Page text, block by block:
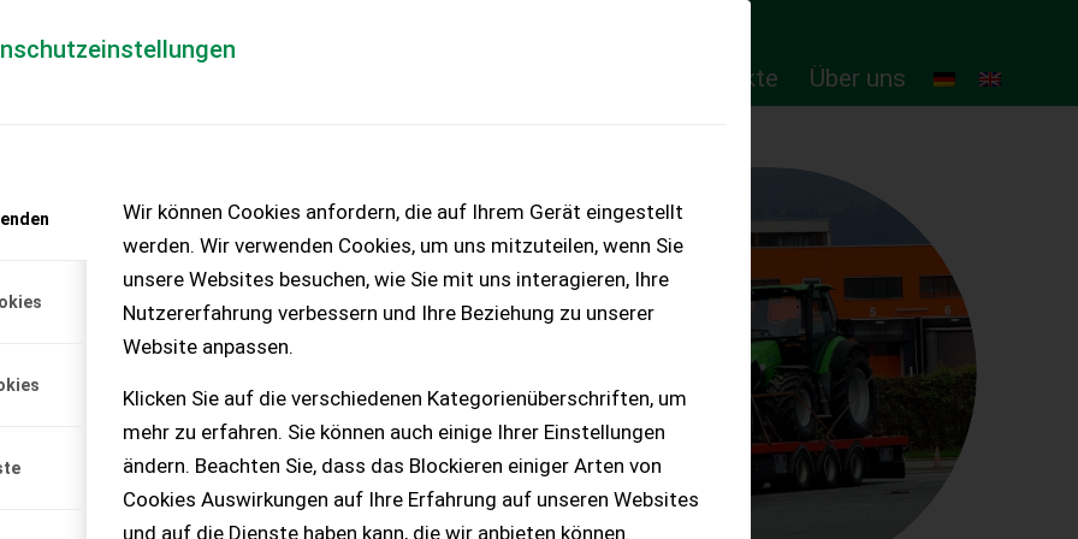
Wir können Cookies anfordern, die auf Ihrem Gerät eingestellt
werden. Wir verwenden Cookies, um uns mitzuteilen, wenn Sie
unsere Websites besuchen, wie Sie mit uns interagieren, Ihre
Nutzererfahrung verbessern und Ihre Beziehung zu unserer
Website anpassen.
Klicken Sie auf die verschiedenen Kategorienüberschriften, um
mehr zu erfahren. Sie können auch einige Ihrer Einstellungen
ändern. Beachten Sie, dass das Blockieren einiger Arten von
Cookies Auswirkungen auf Ihre Erfahrung auf unseren Websites
und auf die Dienste haben kann, die wir anbieten können.
Online-Produkte Über uns
– KEINE
Schecke. Maße ca.